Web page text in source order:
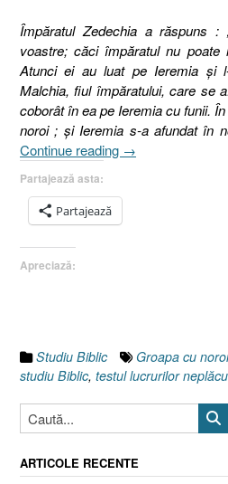
Împăratul Zedechia a răspuns
voastre; căci împăratul nu poate
Atunci ei au luat pe Ieremia şi
Malchia, fiul împăratului, care se
coborât în ea pe Ieremia cu funii.
noroi ; şi Ieremia s-a afundat în
Continue reading „Ieremia
noroi
38.4-
6]”
→
Partajează asta:
Partajează
Apreciază:
Studiu Biblic Groapa cu noroi
studiu Biblic, testul lucrurilor
ARTICOLE RECENTE